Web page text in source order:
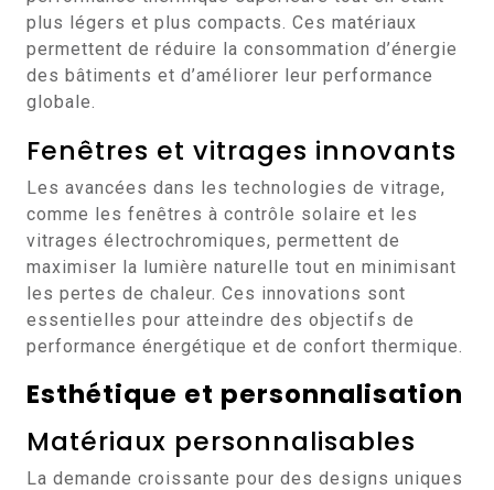
plus légers et plus compacts. Ces matériaux
permettent de réduire la consommation d’énergie
des bâtiments et d’améliorer leur performance
globale.
Fenêtres et vitrages innovants
Les avancées dans les technologies de vitrage,
comme les fenêtres à contrôle solaire et les
vitrages électrochromiques, permettent de
maximiser la lumière naturelle tout en minimisant
les pertes de chaleur. Ces innovations sont
essentielles pour atteindre des objectifs de
performance énergétique et de confort thermique.
Esthétique et personnalisation
Matériaux personnalisables
La demande croissante pour des designs uniques